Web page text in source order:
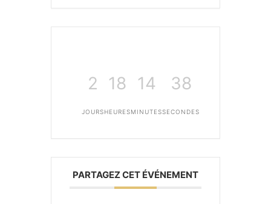
2
JOURS
18
HEURES
14
MINUTES
38
SECONDES
PARTAGEZ CET ÉVÉNEMENT